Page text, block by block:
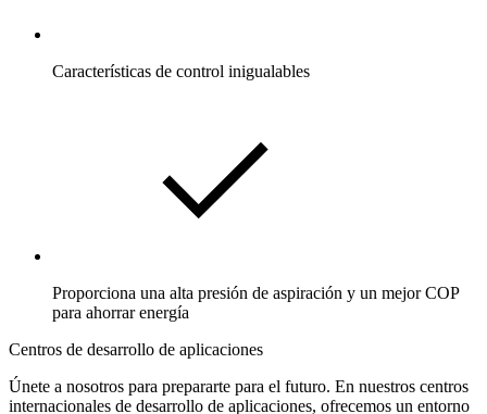
Características de control inigualables
Proporciona una alta presión de aspiración y un mejor COP
para ahorrar energía
Centros de desarrollo de aplicaciones
Únete a nosotros para prepararte para el futuro. En nuestros centros
internacionales de desarrollo de aplicaciones, ofrecemos un entorno